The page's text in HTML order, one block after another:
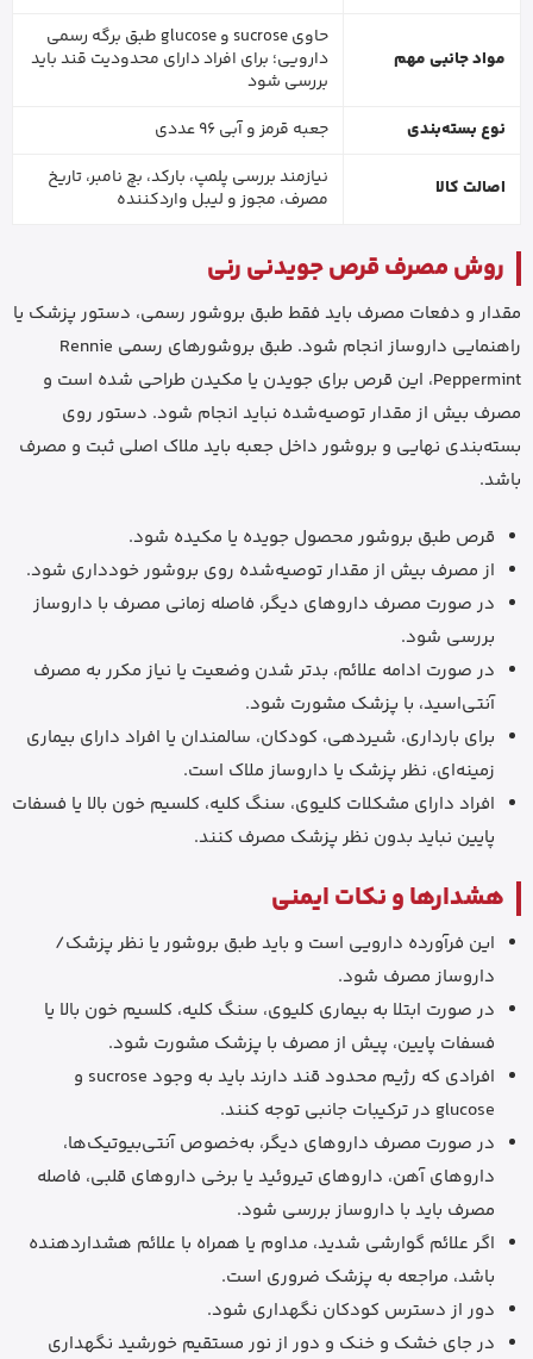
مواد جانبی مهم
حاوی sucrose و glucose طبق برگه رسمی
دارویی؛ برای افراد دارای محدودیت قند باید
بررسی شود
نوع بسته‌بندی
جعبه قرمز و آبی 96 عددی
اصالت کالا
نیازمند بررسی پلمپ، بارکد، بچ نامبر، تاریخ
مصرف، مجوز و لیبل واردکننده
روش مصرف قرص جویدنی رنی
مقدار و دفعات مصرف باید فقط طبق بروشور رسمی، دستور پزشک یا
راهنمایی داروساز انجام شود. طبق بروشورهای رسمی Rennie
Peppermint، این قرص برای جویدن یا مکیدن طراحی شده است و
مصرف بیش از مقدار توصیه‌شده نباید انجام شود. دستور روی
بسته‌بندی نهایی و بروشور داخل جعبه باید ملاک اصلی ثبت و مصرف
باشد.
قرص طبق بروشور محصول جویده یا مکیده شود.
از مصرف بیش از مقدار توصیه‌شده روی بروشور خودداری شود.
در صورت مصرف داروهای دیگر، فاصله زمانی مصرف با داروساز
بررسی شود.
در صورت ادامه علائم، بدتر شدن وضعیت یا نیاز مکرر به مصرف
آنتی‌اسید، با پزشک مشورت شود.
برای بارداری، شیردهی، کودکان، سالمندان یا افراد دارای بیماری
زمینه‌ای، نظر پزشک یا داروساز ملاک است.
افراد دارای مشکلات کلیوی، سنگ کلیه، کلسیم خون بالا یا فسفات
پایین نباید بدون نظر پزشک مصرف کنند.
هشدارها و نکات ایمنی
این فرآورده دارویی است و باید طبق بروشور یا نظر پزشک/
داروساز مصرف شود.
در صورت ابتلا به بیماری کلیوی، سنگ کلیه، کلسیم خون بالا یا
فسفات پایین، پیش از مصرف با پزشک مشورت شود.
افرادی که رژیم محدود قند دارند باید به وجود sucrose و
glucose در ترکیبات جانبی توجه کنند.
در صورت مصرف داروهای دیگر، به‌خصوص آنتی‌بیوتیک‌ها،
داروهای آهن، داروهای تیروئید یا برخی داروهای قلبی، فاصله
مصرف باید با داروساز بررسی شود.
اگر علائم گوارشی شدید، مداوم یا همراه با علائم هشداردهنده
باشد، مراجعه به پزشک ضروری است.
دور از دسترس کودکان نگهداری شود.
در جای خشک و خنک و دور از نور مستقیم خورشید نگهداری